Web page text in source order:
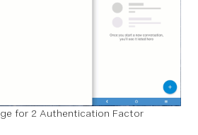
for 2 Authentication Factor